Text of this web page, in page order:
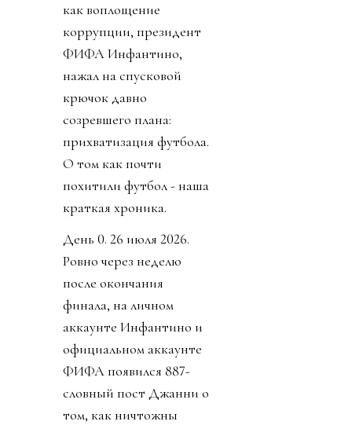
как воплощение
коррупции, президент
ФИФА Инфантино,
нажал на спусковой
крючок давно
созревшего плана:
прихватизация футбола.
О том как почти
похитили футбол - наша
краткая хроника.
День 0. 26 июля 2026.
Ровно через неделю
после окончания
финала, на личном
аккаунте Инфантино и
официальном аккаунте
ФИФА появился 887-
словный пост Джанни о
том, как ничтожны